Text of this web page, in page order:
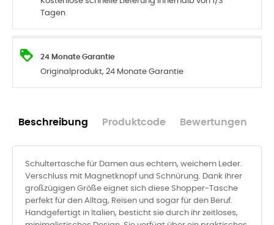
Tagen
24 Monate Garantie
Originalprodukt, 24 Monate Garantie
Beschreibung Produktcode Bewertungen
Schultertasche für Damen aus echtem, weichem Leder.
Verschluss mit Magnetknopf und Schnürung. Dank ihrer
großzügigen Größe eignet sich diese Shopper-Tasche
perfekt für den Alltag, Reisen und sogar für den Beruf.
Handgefertigt in Italien, besticht sie durch ihr zeitloses,